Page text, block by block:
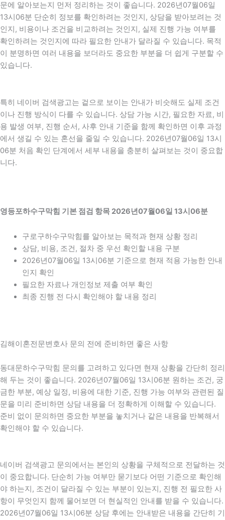
문에 알아보는지 먼저 정리하는 것이 좋습니다. 2026년07월06일
13시06분 단순히 정보를 확인하려는 것인지, 상담을 받아보려는 것
인지, 비용이나 조건을 비교하려는 것인지, 실제 진행 가능 여부를
확인하려는 것인지에 따라 필요한 안내가 달라질 수 있습니다. 목적
이 분명하면 여러 내용을 보더라도 중요한 부분을 더 쉽게 구분할 수
있습니다.
특히 네이버 검색광고는 겉으로 보이는 안내가 비슷해도 실제 조건
이나 진행 방식이 다를 수 있습니다. 상담 가능 시간, 필요한 자료, 비
용 발생 여부, 진행 순서, 사후 안내 기준을 함께 확인하면 이후 과정
에서 생길 수 있는 혼선을 줄일 수 있습니다. 2026년07월06일 13시
06분 처음 확인 단계에서 세부 내용을 충분히 살펴보는 것이 중요합
니다.
영등포하수구막힘 기본 점검 항목 2026년07월06일 13시06분
구로구하수구막힘를 알아보는 목적과 현재 상황 정리
상담, 비용, 조건, 절차 중 우선 확인할 내용 구분
2026년07월06일 13시06분 기준으로 현재 적용 가능한 안내
인지 확인
필요한 자료나 개인정보 제출 여부 확인
최종 진행 전 다시 확인해야 할 내용 정리
김해이혼전문변호사 문의 전에 준비하면 좋은 사항
동대문하수구막힘 문의를 고려하고 있다면 현재 상황을 간단히 정리
해 두는 것이 좋습니다. 2026년07월06일 13시06분 원하는 조건, 궁
금한 부분, 예상 일정, 비용에 대한 기준, 진행 가능 여부와 관련된 질
문을 미리 준비하면 상담 내용을 더 정확하게 이해할 수 있습니다.
준비 없이 문의하면 중요한 부분을 놓치거나 같은 내용을 반복해서
확인해야 할 수 있습니다.
네이버 검색광고 문의에서는 본인의 상황을 구체적으로 전달하는 것
이 중요합니다. 단순히 가능 여부만 묻기보다 어떤 기준으로 확인해
야 하는지, 조건이 달라질 수 있는 부분이 있는지, 진행 전 필요한 사
항이 무엇인지 함께 물어보면 더 현실적인 안내를 받을 수 있습니다.
2026년07월06일 13시06분 상담 후에는 안내받은 내용을 간단히 기